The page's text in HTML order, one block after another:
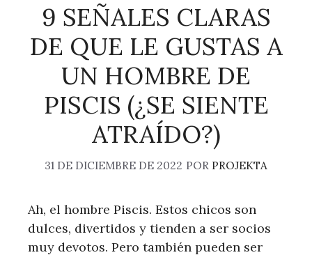
9 SEÑALES CLARAS
DE QUE LE GUSTAS A
UN HOMBRE DE
PISCIS (¿SE SIENTE
ATRAÍDO?)
31 DE DICIEMBRE DE 2022 POR PROJEKTA
Ah, el hombre Piscis. Estos chicos son
dulces, divertidos y tienden a ser socios
muy devotos. Pero también pueden ser